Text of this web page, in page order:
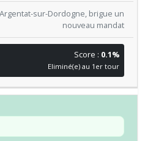
sur-Dordogne, brigue un
nouveau mandat
Score : 0.1%
Eliminé(e) au 1er tour